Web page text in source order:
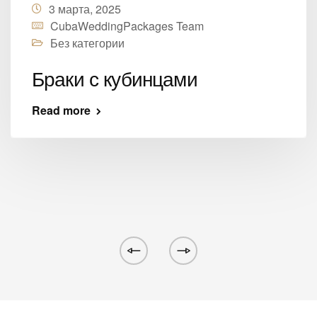
3 марта, 2025
CubaWeddingPackages Team
Без категории
Браки с кубинцами
Read more